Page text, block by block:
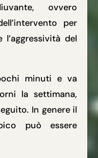
ovvero
per
del
minuti e va
la settimana,
In genere il
può essere